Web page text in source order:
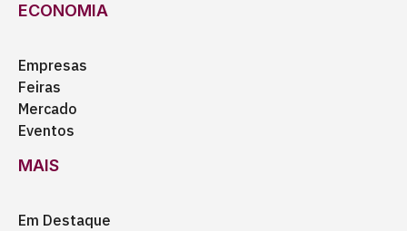
ECONOMIA
Empresas
Feiras
Mercado
Eventos
MAIS
Em Destaque